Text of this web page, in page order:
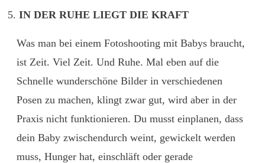
IN DER RUHE LIEGT DIE KRAFT
Was man bei einem Fotoshooting mit Babys braucht,
ist Zeit. Viel Zeit. Und Ruhe. Mal eben auf die
Schnelle wunderschöne Bilder in verschiedenen
Posen zu machen, klingt zwar gut, wird aber in der
Praxis nicht funktionieren. Du musst einplanen, dass
dein Baby zwischendurch weint, gewickelt werden
muss, Hunger hat, einschläft oder gerade